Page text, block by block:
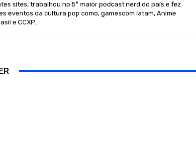
sites, trabalhou no 5° maior podcast nerd do país e fez
eventos da cultura pop como, gamescom latam, Anime
e CCXP.